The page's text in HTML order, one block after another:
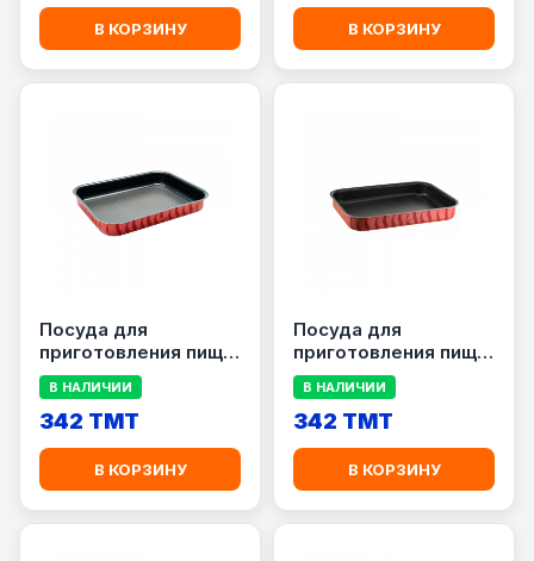
В КОРЗИНУ В КОРЗИНУ
Посуда для
приготовления пищи
Tefal J1194882
В НАЛИЧИИ
342 TMT
В КОРЗИНУ
Посуда для
приготовления пищи
Tefal J1194682
В НАЛИЧИИ
342 TMT
В КОРЗИНУ